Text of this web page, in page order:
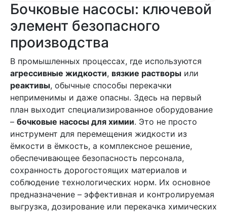
Бочковые насосы: ключевой
элемент безопасного
производства
В промышленных процессах, где используются
агрессивные жидкости, вязкие растворы или
реактивы, обычные способы перекачки
неприменимы и даже опасны. Здесь на первый
план выходит специализированное оборудование
– бочковые насосы для химии. Это не просто
инструмент для перемещения жидкости из
ёмкости в ёмкость, а комплексное решение,
обеспечивающее безопасность персонала,
сохранность дорогостоящих материалов и
соблюдение технологических норм. Их основное
предназначение – эффективная и контролируемая
выгрузка, дозирование или перекачка химических